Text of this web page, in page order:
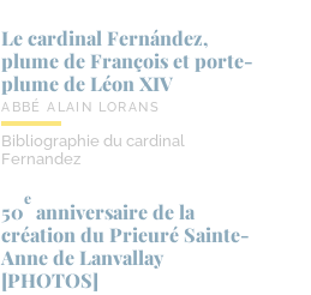
Le cardinal Fernández,
plume de François et porte-​
plume de Léon XIV
ABBÉ ALAIN LORANS
Bibliographie du cardinal
Fernandez
50
e
anniversaire de la
création du Prieuré Sainte-​
Anne de Lanvallay
[PHOTOS]